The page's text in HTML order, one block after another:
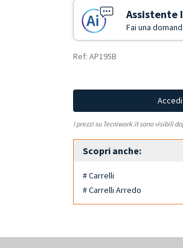
Assistente
Fai una
Ref: AP195B
I prezzi su Tecniwork.it sono visibili
Scopri anche:
# Carrelli
# Carrelli Arredo